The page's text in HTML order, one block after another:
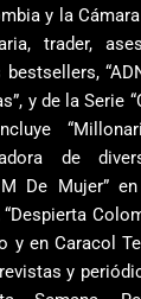
y la
trader,
y de la Serie
de
De Mujer”
y en Caracol
y